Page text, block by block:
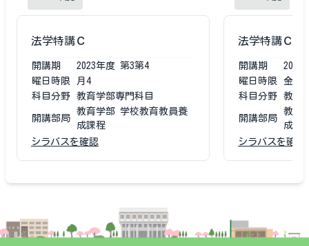
法学特講Ｃ
開講期 2023年度 第3第4
曜日時限
月4
科目分野
教育学部専門科目
開講部局
教育学部 学校教育教員養
成課程
シラバスを確認
法学特講Ｃ
開講期 2021
曜日時限
金2
科目分野
教育
開講部局
教育
成課
シラバスを確認